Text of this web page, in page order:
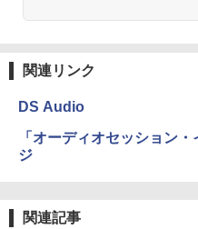
関連リンク
DS Audio
「オーディオセッション
ジ
関連記事